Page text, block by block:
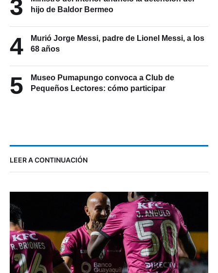
3
hijo de Baldor Bermeo
4
Murió Jorge Messi, padre de Lionel Messi, a los
68 años
5
Museo Pumapungo convoca a Club de
Pequeños Lectores: cómo participar
LEER A CONTINUACIÓN